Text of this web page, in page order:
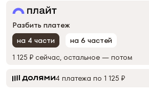
Разбить платеж
на 4 части
на 6 частей
1 125 ₽ сейчас, остальное — потом
4 платежа по 1 125 ₽